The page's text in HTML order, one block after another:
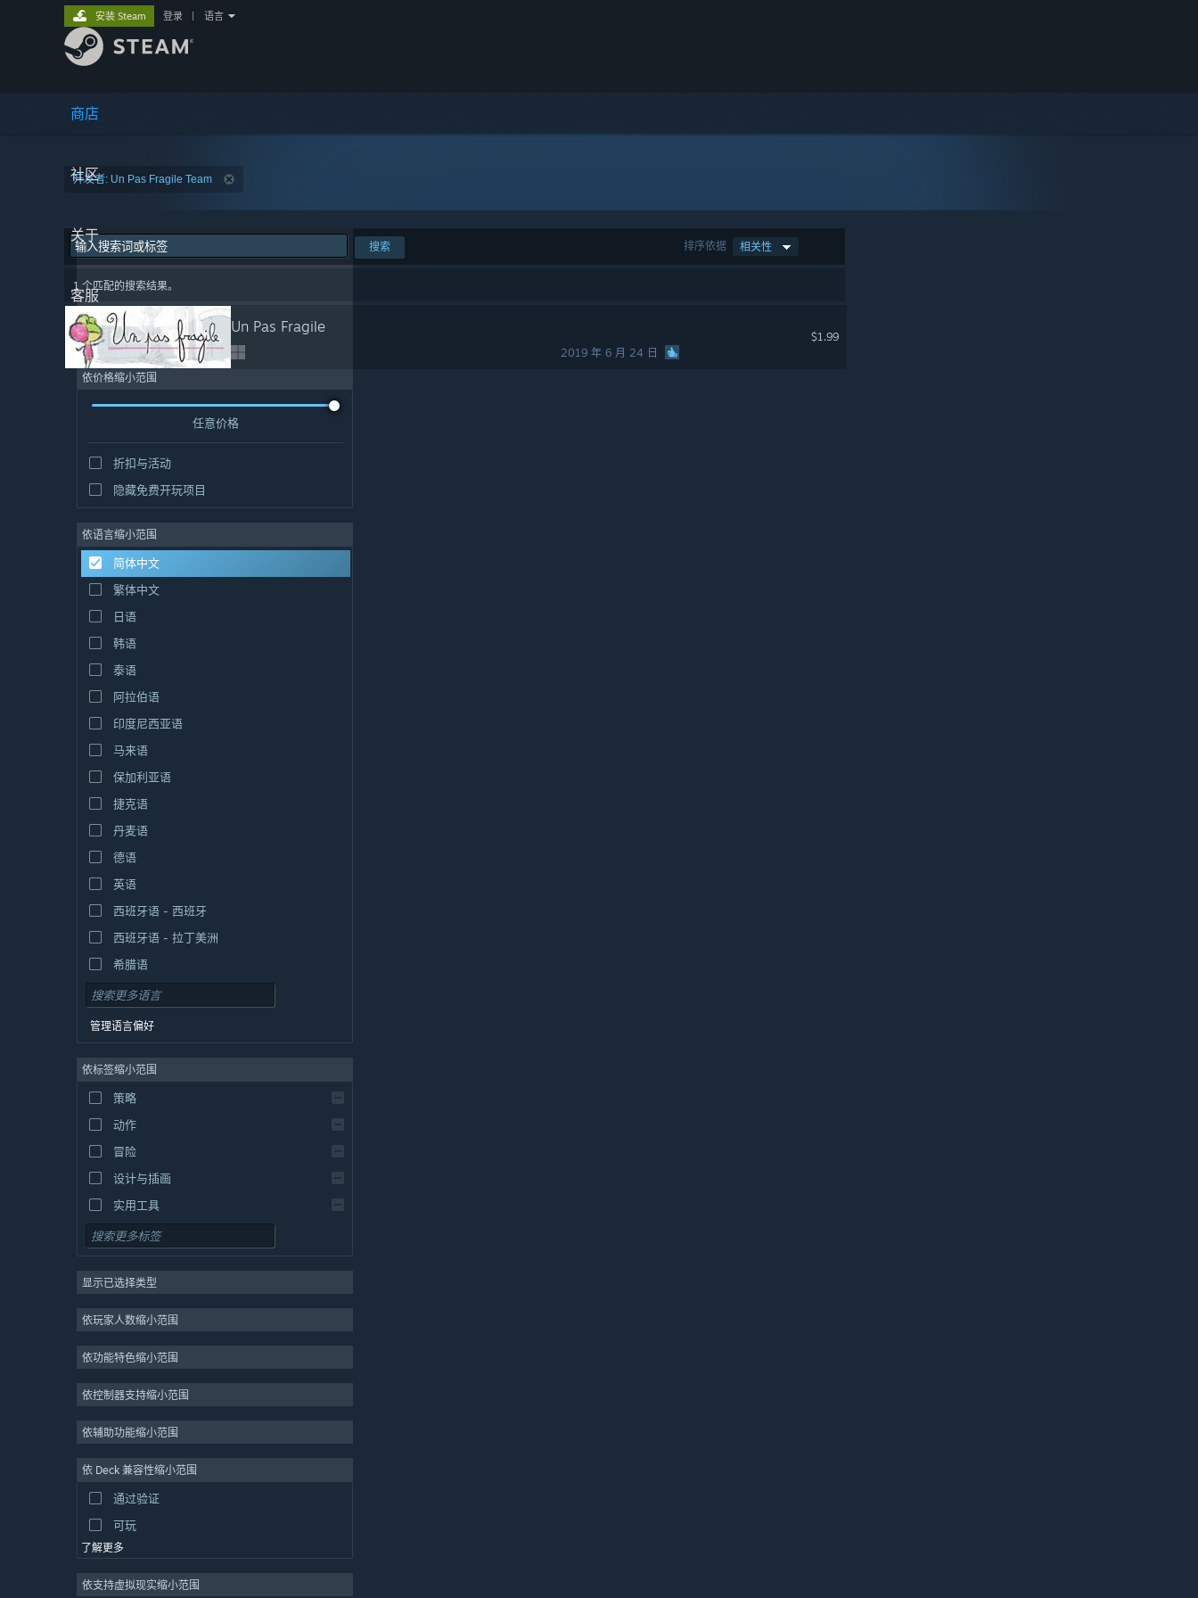
商店
社区
关于
客服
安装 Steam 登录 语言
开发者: Un Pas Fragile Team
排序依据 相关性
搜索
1 个匹配的搜索结果。
Un Pas Fragile
2019 年 6 月 24 日
$1.99
依价格缩小范围
任意价格
折扣与活动
隐藏免费开玩项目
依语言缩小范围
简体中文
繁体中文
日语
韩语
泰语
阿拉伯语
印度尼西亚语
马来语
保加利亚语
捷克语
丹麦语
德语
英语
西班牙语 - 西班牙
西班牙语 - 拉丁美洲
希腊语
管理语言偏好
依标签缩小范围
策略
动作
冒险
设计与插画
实用工具
免费开玩
大型多人在线
独立
休闲
模拟
视频制作
照片编辑
显示已选择类型
依玩家人数缩小范围
依功能特色缩小范围
依控制器支持缩小范围
依辅助功能缩小范围
依 Deck 兼容性缩小范围
通过验证
可玩
了解更多
依支持虚拟现实缩小范围